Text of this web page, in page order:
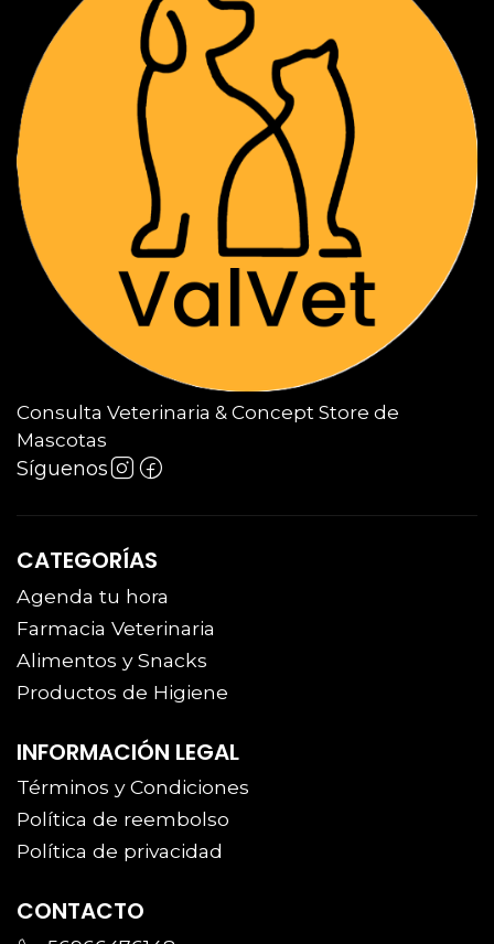
Consulta Veterinaria & Concept Store de
Mascotas
Síguenos
CATEGORÍAS
Agenda tu hora
Farmacia Veterinaria
Alimentos y Snacks
Productos de Higiene
INFORMACIÓN LEGAL
Términos y Condiciones
Política de reembolso
Política de privacidad
CONTACTO